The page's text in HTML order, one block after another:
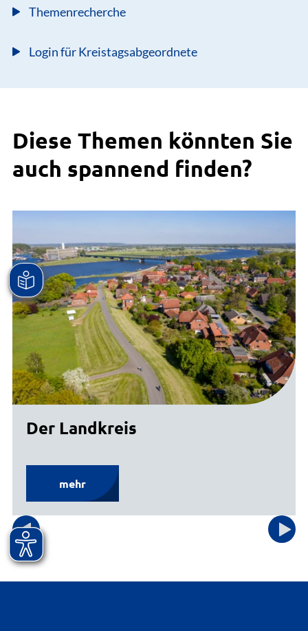
Themenrecherche
Login für Kreistagsabgeordnete
Diese Themen könnten Sie
auch spannend finden?
Der Landkreis
mehr